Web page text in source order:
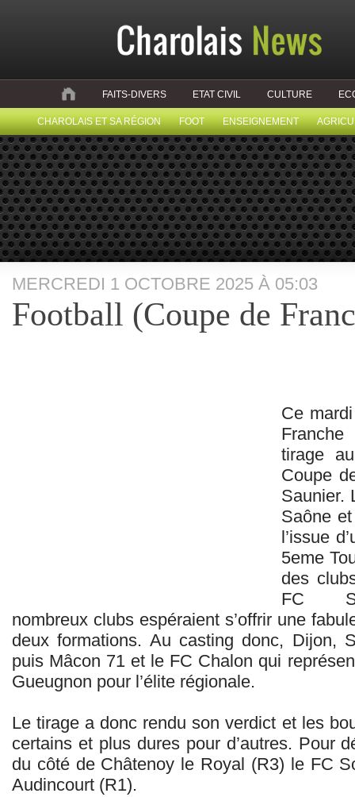
FAITS-DIVERS ETAT CIVIL CULTURE
CHAROLAIS ET SA RÉGION FOOT ENSEIGNEMENT
MERCREDI 1 OCTOBRE 2025 À 05:03
Football (Coupe de
Ce
tirage
Coupe
Saunier.
Saône
l’issue
5eme
des
FC
nombreux clubs espéraient s’offrir une
deux formations. Au casting donc, Dijon,
puis Mâcon 71 et le FC Chalon qui
Gueugnon pour l’élite régionale.
Le tirage a donc rendu son verdict et les
certains et plus dures pour d’autres. Pour
du côté de Châtenoy le Royal (R3) le FC
Audincourt (R1).